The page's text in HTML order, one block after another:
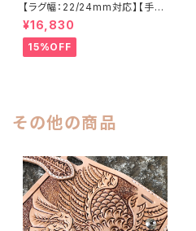
【ラグ幅：22/24mm対応】【手縫
い】【ストレート型】【子穴：円形】
【T2S-ALMBKWHs】アリゲー
ター 腹ワニ 半艶マットブラック
国産なめしの本革 下地 生成り
¥16,830
15%OFF
その他の商品